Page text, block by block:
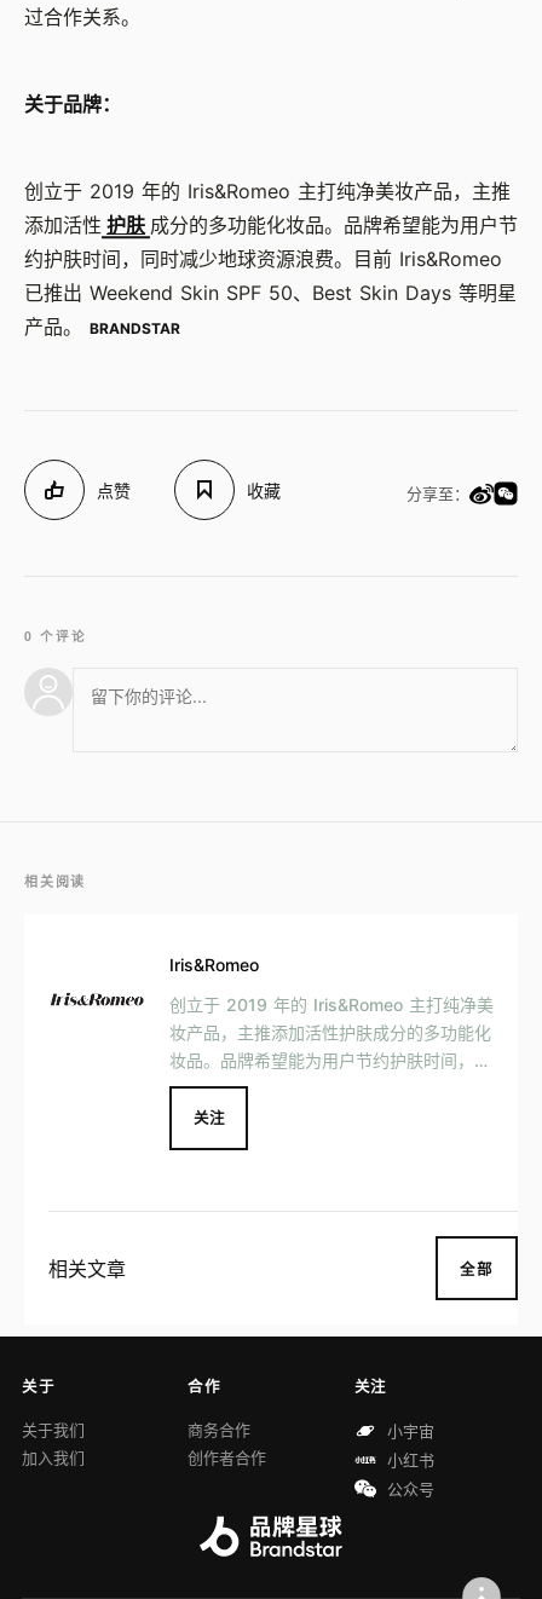
过合作关系。
关于品牌：
创立于 2019 年的 Iris&Romeo 主打纯净美妆产品，主推
添加活性 护肤 成分的多功能化妆品。品牌希望能为用户节
约护肤时间，同时减少地球资源浪费。目前 Iris&Romeo
已推出 Weekend Skin SPF 50、Best Skin Days 等明星
产品。
BRANDSTAR
点赞 收藏 分享至：
0 个评论
相关阅读
Iris&Romeo
创立于 2019 年的 Iris&Romeo 主打纯净美
妆产品，主推添加活性护肤成分的多功能化
妆品。品牌希望能为用户节约护肤时间，同
时减少地球资源浪费。目前 Iris&Romeo 已
推出 Weekend Skin SPF 50、Best Skin
Days 等明星产品。
关注
相关文章 全部
关于
关于我们
加入我们
合作
商务合作
创作者合作
关注
小宇宙
小红书
公众号